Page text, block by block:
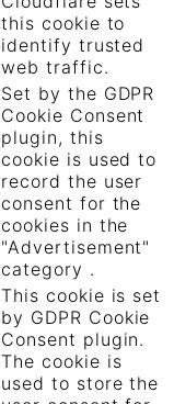
this cookie to
identify trusted
web traffic.
Set by the GDPR
Cookie Consent
plugin, this
cookie is used to
record the user
consent for the
cookies in the
"Advertisement"
category .
This cookie is set
by GDPR Cookie
Consent plugin.
The cookie is
used to store the